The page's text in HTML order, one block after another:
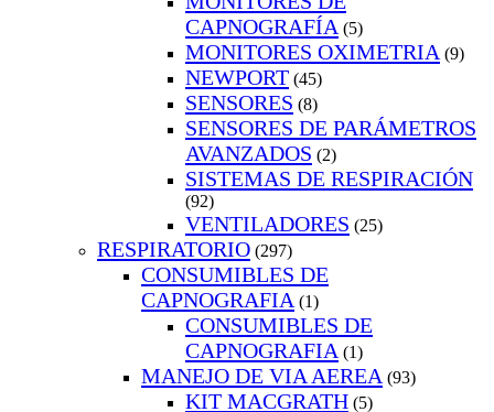
CAPNOGRAFÍA (5)
MONITORES OXIMETRIA (9)
NEWPORT (45)
SENSORES (8)
SENSORES DE PARÁMETROS
AVANZADOS (2)
SISTEMAS DE RESPIRACIÓN
(92)
VENTILADORES (25)
RESPIRATORIO (297)
CONSUMIBLES DE
CAPNOGRAFIA (1)
CONSUMIBLES DE
CAPNOGRAFIA (1)
MANEJO DE VIA AEREA (93)
KIT MACGRATH (5)